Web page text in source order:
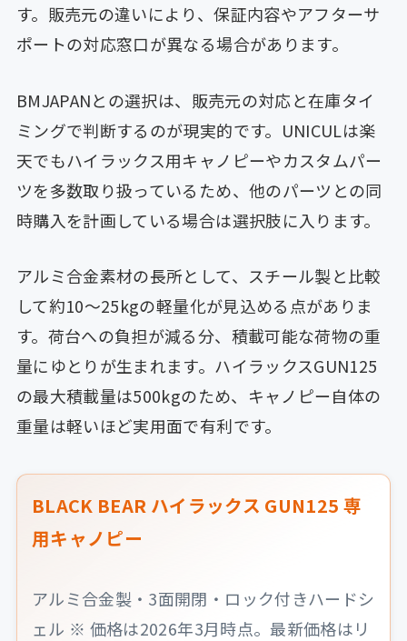
す。販売元の違いにより、保証内容やアフターサ
ポートの対応窓口が異なる場合があります。
BMJAPANとの選択は、販売元の対応と在庫タイ
ミングで判断するのが現実的です。UNICULは楽
天でもハイラックス用キャノピーやカスタムパー
ツを多数取り扱っているため、他のパーツとの同
時購入を計画している場合は選択肢に入ります。
アルミ合金素材の長所として、スチール製と比較
して約10〜25kgの軽量化が見込める点がありま
す。荷台への負担が減る分、積載可能な荷物の重
量にゆとりが生まれます。ハイラックスGUN125
の最大積載量は500kgのため、キャノピー自体の
重量は軽いほど実用面で有利です。
BLACK BEAR ハイラックス GUN125 専
用キャノピー
アルミ合金製・3面開閉・ロック付きハードシ
ェル ※ 価格は2026年3月時点。最新価格はリ